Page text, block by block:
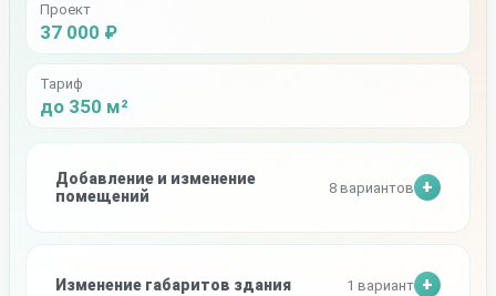
Проект
37 000 ₽
Тариф
до 350 м²
Добавление и изменение
помещений
8 вариантов
Изменение габаритов здания 1 вариант